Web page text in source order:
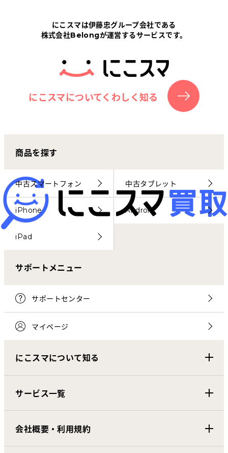
にこスマについて
サポートセンター
お客さまの声
にこスマ通信
マイページ
にこスマは伊藤忠グループ会社である
株式会社Belongが運営するサービスです。
にこスマについてくわしく知る
商品を探す
中古スマートフォン 中古タブレット
iPhone Android
iPad
サポートメニュー
サポートセンター
マイページ
にこスマについて知る
サービス一覧
会社概要・利用規約